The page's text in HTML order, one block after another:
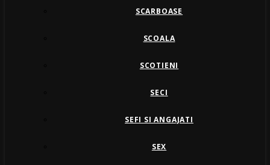
SCARBOASE
SCOALA
SCOTIENI
SECI
SEFI SI ANGAJATI
SEX